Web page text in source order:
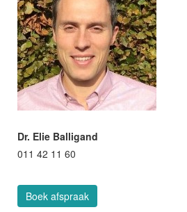
Dr. Elie Balligand
011 42 11 60
Boek afspraak